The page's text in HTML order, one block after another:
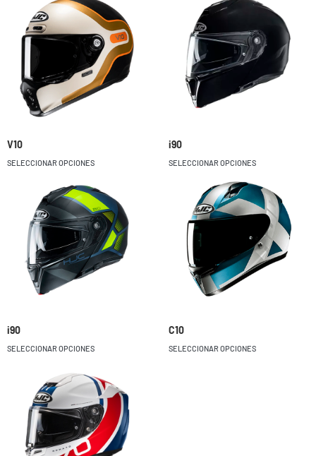
V10
SELECCIONAR OPCIONES
i90
SELECCIONAR OPCIONES
i90
SELECCIONAR OPCIONES
C10
SELECCIONAR OPCIONES